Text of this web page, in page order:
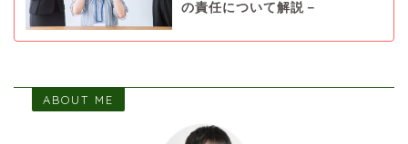
の責任について解説－
ABOUT ME